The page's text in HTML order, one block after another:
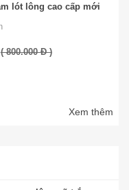
lót lông cao cấp mới
( 800.000 Đ )
Xem thêm